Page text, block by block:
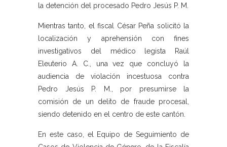
la detención del procesado Pedro Jesús P. M.
Mientras tanto, el fiscal César Peña solicitó la
localización y aprehensión con fines
investigativos del médico legista Raúl
Eleuterio A. C., una vez que concluyó la
audiencia de violación incestuosa contra
Pedro Jesús P. M., por presumirse la
comisión de un delito de fraude procesal,
siendo detenido en el centro de este cantón.
En este caso, el Equipo de Seguimiento de